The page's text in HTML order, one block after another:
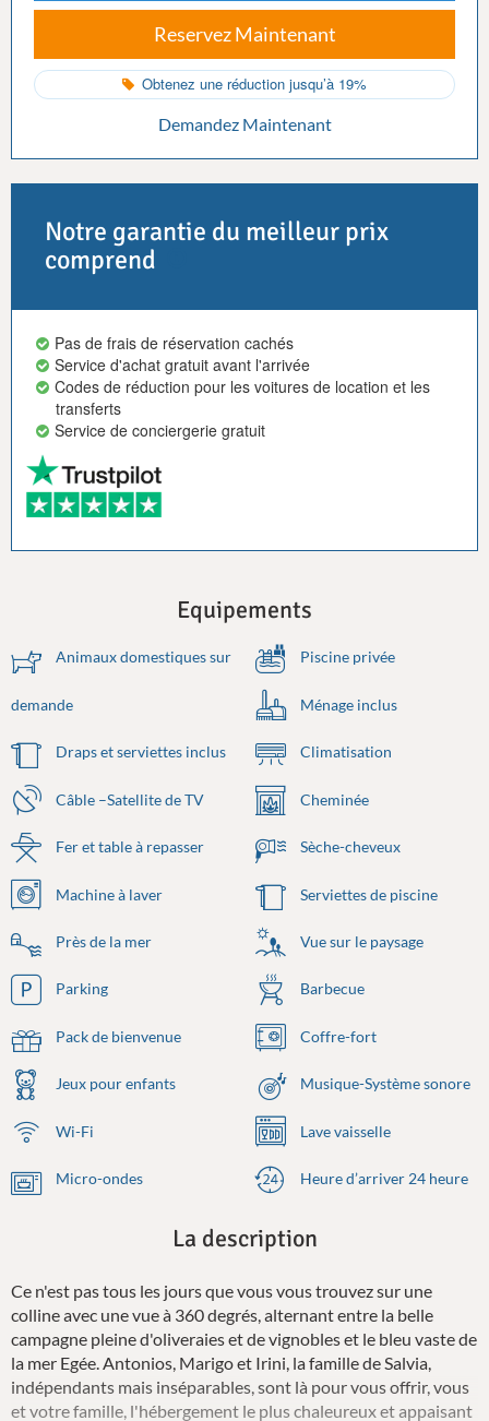
Reservez Maintenant
Obtenez une réduction jusqu’à 19%
Demandez Maintenant
Notre garantie du meilleur prix
comprend
Pas de frais de réservation cachés
Service d'achat gratuit avant l'arrivée
Codes de réduction pour les voitures de location et les
transferts
Service de conciergerie gratuit
Equipements
Animaux domestiques sur
demande
Piscine privée
Ménage inclus
Draps et serviettes inclus Climatisation
Câble –Satellite de TV Cheminée
Fer et table à repasser Sèche-cheveux
Machine à laver Serviettes de piscine
Près de la mer Vue sur le paysage
Parking Barbecue
Pack de bienvenue Coffre-fort
Jeux pour enfants Musique-Système sonore
Wi-Fi Lave vaisselle
Micro-ondes Heure d’arriver 24 heure
La description
Ce n'est pas tous les jours que vous vous trouvez sur une
colline avec une vue à 360 degrés, alternant entre la belle
campagne pleine d'oliveraies et de vignobles et le bleu vaste de
la mer Egée. Antonios, Marigo et Irini, la famille de Salvia,
indépendants mais inséparables, sont là pour vous offrir, vous
et votre famille, l'hébergement le plus chaleureux et appaisant